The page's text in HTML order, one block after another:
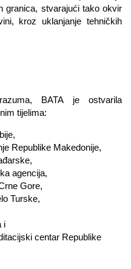
granica, stvarajući tako okvir
kroz uklanjanje tehničkih
BATA je ostvarila
tijelima:
Republike Makedonije,
agencija,
Gore,
Turske,
i
centar Republike